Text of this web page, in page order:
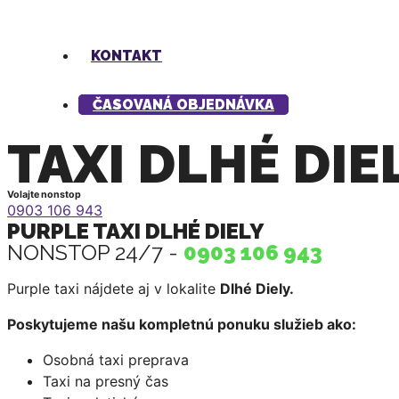
KONTAKT
ČASOVANÁ OBJEDNÁVKA
TAXI DLHÉ
Volajte nonstop
0903 106 943
PURPLE TAXI DLHÉ DIELY
NONSTOP 24/7 - 0903 106 943
Purple taxi nájdete aj v lokalite Dlhé Diely.
Poskytujeme našu kompletnú ponuku služieb ako:
Osobná taxi preprava
Taxi na presný čas